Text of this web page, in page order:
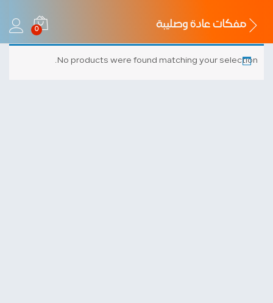
مفكات عادة وصليبة 0
No products were found matching your selection.